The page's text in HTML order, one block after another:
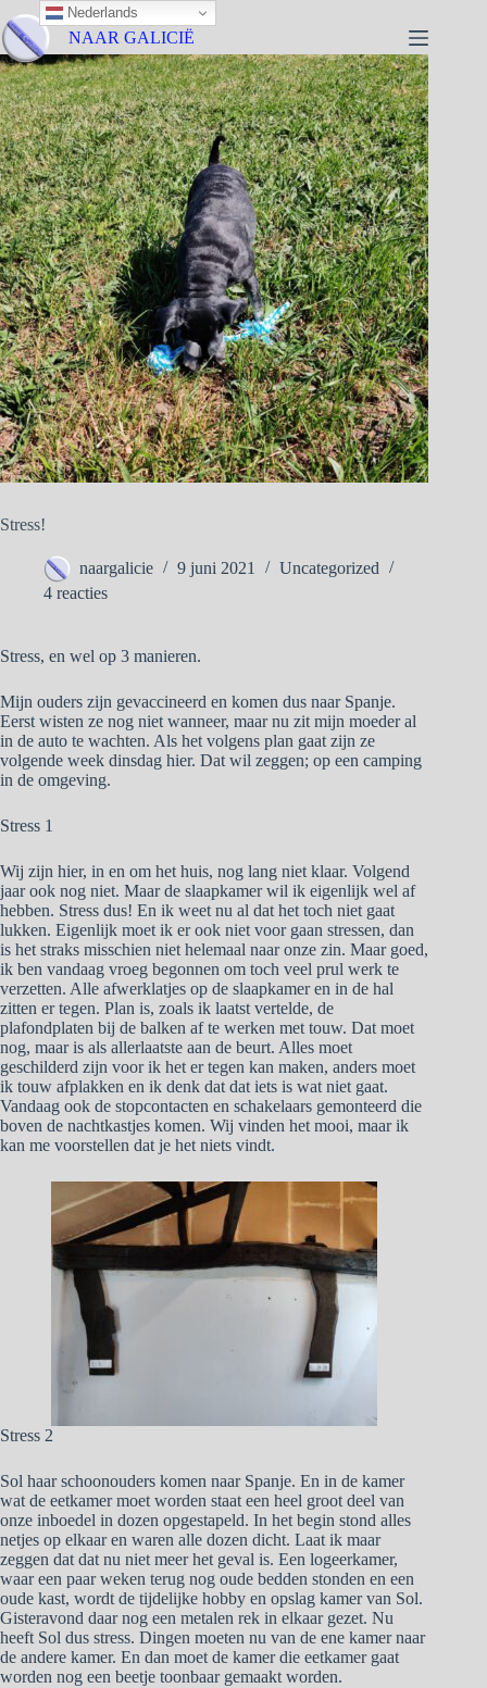
NAAR GALICIË
Stress!
naargalicie 9 juni 2021
Uncategorized
4 reacties
Stress, en wel op 3 manieren.
Mijn ouders zijn gevaccineerd en komen dus naar Spanje.
Eerst wisten ze nog niet wanneer, maar nu zit mijn moeder al
in de auto te wachten. Als het volgens plan gaat zijn ze
volgende week dinsdag hier. Dat wil zeggen; op een camping
in de omgeving.
Stress 1
Wij zijn hier, in en om het huis, nog lang niet klaar. Volgend
jaar ook nog niet. Maar de slaapkamer wil ik eigenlijk wel af
hebben. Stress dus! En ik weet nu al dat het toch niet gaat
lukken. Eigenlijk moet ik er ook niet voor gaan stressen, dan
is het straks misschien niet helemaal naar onze zin. Maar goed,
ik ben vandaag vroeg begonnen om toch veel prul werk te
verzetten. Alle afwerklatjes op de slaapkamer en in de hal
zitten er tegen. Plan is, zoals ik laatst vertelde, de
plafondplaten bij de balken af te werken met touw. Dat moet
nog, maar is als allerlaatste aan de beurt. Alles moet
geschilderd zijn voor ik het er tegen kan maken, anders moet
ik touw afplakken en ik denk dat dat iets is wat niet gaat.
Vandaag ook de stopcontacten en schakelaars gemonteerd die
boven de nachtkastjes komen. Wij vinden het mooi, maar ik
kan me voorstellen dat je het niets vindt.
Stress 2
Sol haar schoonouders komen naar Spanje. En in de kamer
wat de eetkamer moet worden staat een heel groot deel van
onze inboedel in dozen opgestapeld. In het begin stond alles
netjes op elkaar en waren alle dozen dicht. Laat ik maar
zeggen dat dat nu niet meer het geval is. Een logeerkamer,
waar een paar weken terug nog oude bedden stonden en een
oude kast, wordt de tijdelijke hobby en opslag kamer van Sol.
Gisteravond daar nog een metalen rek in elkaar gezet. Nu
heeft Sol dus stress. Dingen moeten nu van de ene kamer naar
de andere kamer. En dan moet de kamer die eetkamer gaat
worden nog een beetje toonbaar gemaakt worden.
Nederlands